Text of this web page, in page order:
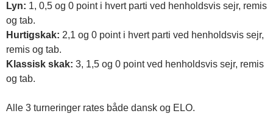
Lyn: 1, 0,5 og 0 point i hvert parti ved henholdsvis sejr, remis
og tab.
Hurtigskak: 2,1 og 0 point i hvert parti ved henholdsvis sejr,
remis og tab.
Klassisk skak: 3, 1,5 og 0 point ved henholdsvis sejr, remis
og tab.
Alle 3 turneringer rates både dansk og ELO.